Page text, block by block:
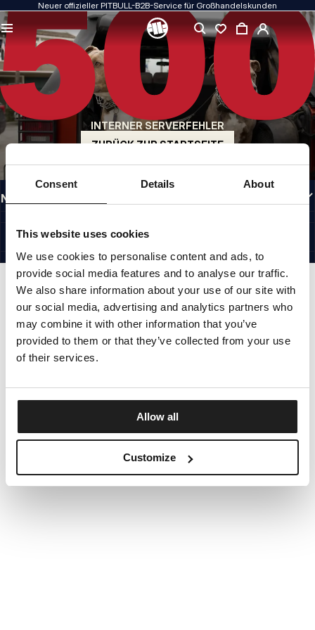
Consent Details About
This website uses cookies
We use cookies to personalise content and ads, to
provide social media features and to analyse our traffic.
We also share information about your use of our site with
our social media, advertising and analytics partners who
may combine it with other information that you’ve
provided to them or that they’ve collected from your use
of their services.
Allow all
Customize
Neuer offizieller PITBULL-B2B-Service für Großhandelskunden
INTERNER SERVERFEHLER
ZURÜCK ZUR STARTSEITE
QUALITÄT HAT FÜR UNS PRIORITÄT
Unsere Kleidung fertigen wir mit Leidenschaft. Bei Haltbarkeit, Langlebigkeit der
Materialien und Liebe zum Detail machen wir keine Kompromisse.
US ORIGIN
Unsere Wurzeln reichen zurück ins San Diego der frühen 1990er Jahre. Unser Stil
ist roh, authentisch und kompromisslos.
MARKE MIT CHARAKTER
Unsere Kollektionen werden von Sportlern, Kämpfern und unbeirrbaren
Individualisten gewählt.
INFORMATIONEN
NÜTZLICHE LINKS
©1997 - 2026 PITBULL SP. Z O.O. ALLE RECHTE VORBEHALTEN.
SITE CREDITS
NACH OBEN GEHEN